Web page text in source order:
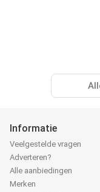
Informatie
Veelgestelde vragen
Adverteren?
Alle aanbiedingen
Merken